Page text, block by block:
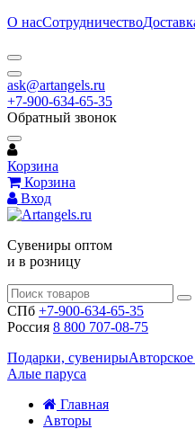
О насСотрудничество
ask@artangels.ru
+7-900-634-65-35
Обратный звонок
Корзина
Корзина
Вход
Сувениры оптом
и в розницу
СПб +7-900-634-65-35
Россия 8 800 707-08-75
Подарки, сувениры
Алые паруса
Главная
Авторы